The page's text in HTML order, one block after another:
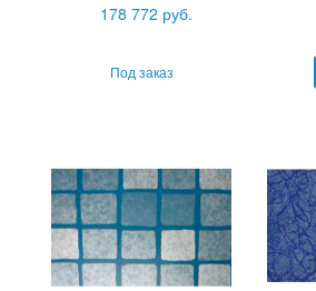
178 772 руб.
Под заказ